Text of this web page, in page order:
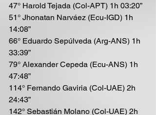
47° Harold Tejada (Col-APT) 1h 03:20”
51° Jhonatan Narváez (Ecu-IGD) 1h
14:08”
66° Eduardo Sepúlveda (Arg-ANS) 1h
33:39”
79° Alexander Cepeda (Ecu-ANS) 1h
47:48”
114° Fernando Gaviria (Col-UAE) 2h
24:43”
142° Sebastián Molano (Col-UAE) 2h